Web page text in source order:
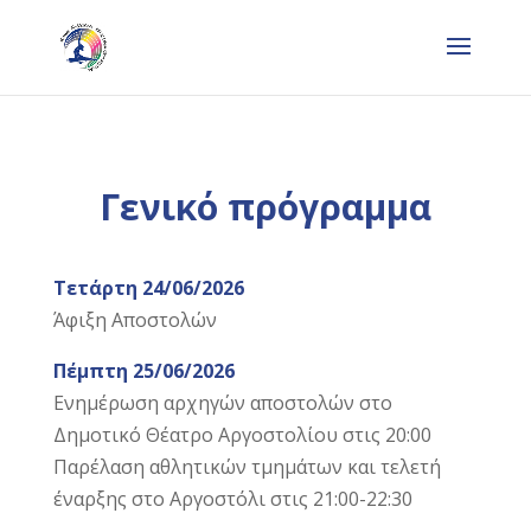
Γενικό πρόγραμμα
Τετάρτη 24/06/2026
Άφιξη Αποστολών
Πέμπτη 25/06/2026
Ενημέρωση αρχηγών αποστολών στο
Δημοτικό Θέατρο Αργοστολίου στις 20:00
Παρέλαση αθλητικών τμημάτων και τελετή
έναρξης στο Αργοστόλι στις 21:00-22:30